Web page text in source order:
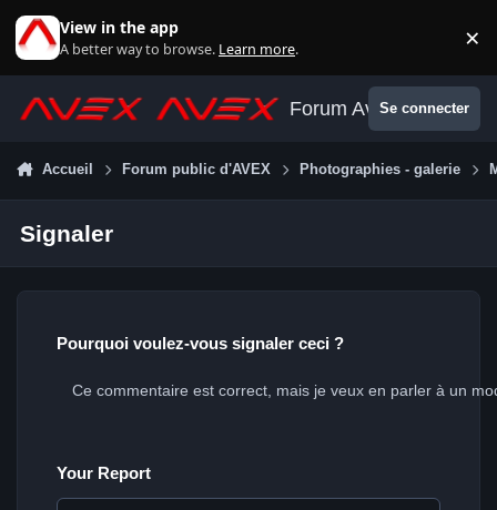
View in the app
A better way to browse. Learn more. ×
Forum AvexSe connecter
Accueil Forum public d'AVEX Photographies - galerie
Signaler
Pourquoi voulez-vous signaler ceci ?
Your Report